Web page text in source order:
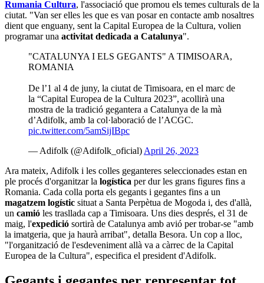
Rumania Cultura, l'associació que promou els temes culturals de la
ciutat. "Van ser elles les que es van posar en contacte amb nosaltres
dient que enguany, sent la Capital Europea de la Cultura, volien
programar una activitat dedicada a Catalunya".
"CATALUNYA I ELS GEGANTS" A TIMISOARA,
ROMANIA
De l’1 al 4 de juny, la ciutat de Timisoara, en el marc de
la “Capital Europea de la Cultura 2023”, acollirà una
mostra de la tradició gegantera a Catalunya de la mà
d’Adifolk, amb la col·laboració de l’ACGC.
pic.twitter.com/5amSijIBpc
— Adifolk (@Adifolk_oficial) April 26, 2023
Ara mateix, Adifolk i les colles geganteres seleccionades estan en
ple procés d'organitzar la logística per dur les grans figures fins a
Romania. Cada colla porta els gegants i gegantes fins a un
magatzem logístic situat a Santa Perpètua de Mogoda i, des d'allà,
un camió les trasllada cap a Timisoara. Uns dies després, el 31 de
maig, l'expedició sortirà de Catalunya amb avió per trobar-se "amb
la imatgeria, que ja haurà arribat", detalla Besora. Un cop a lloc,
"l'organització de l'esdeveniment allà va a càrrec de la Capital
Europea de la Cultura", especifica el president d'Adifolk.